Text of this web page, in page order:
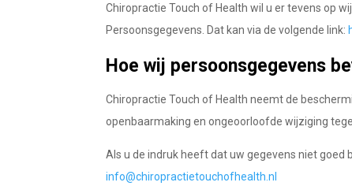
Chiropractie Touch of Health wil u er tevens op
Persoonsgegevens. Dat kan via de volgende link:
Hoe wij persoonsgegevens
Chiropractie Touch of Health neemt de
openbaarmaking en ongeoorloofde wijziging
Als u de indruk heeft dat uw gegevens niet
info@chiropractietouchofhealth.nl